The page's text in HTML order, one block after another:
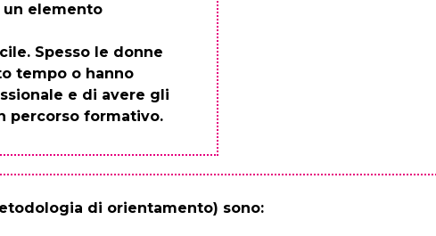
un elemento
Spesso le donne
tempo o hanno
e di avere gli
percorso formativo.
di orientamento) sono: